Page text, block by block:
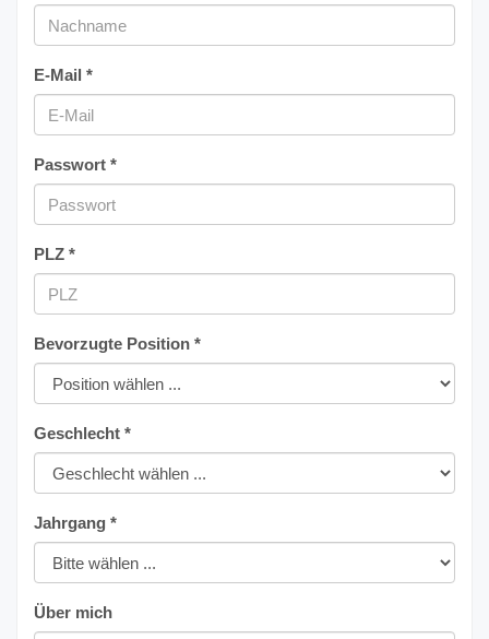
E-Mail *
Passwort *
PLZ *
Bevorzugte Position *
Geschlecht *
Jahrgang *
Über mich